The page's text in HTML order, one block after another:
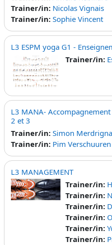
Trainer/in: Nicolas Vignais
Trainer/in: Sophie Vincent
L3 ESPM yoga G1 -
Trainer/in:
L3 MANA-
2 et 3
Trainer/in: Simon
Trainer/in: Pim Verschuuren
L3 MANAGEMENT
Trainer/in:
Trainer/in:
Trainer/in:
Trainer/in:
Trainer/in:
Trainer/in: